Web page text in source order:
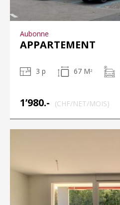
Aubonne
APPARTEMENT
3 p 67 M 2
1’980.- (CHF/NET/MOIS)